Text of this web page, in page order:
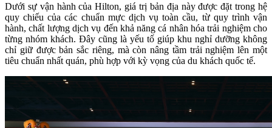
Dưới sự vận hành của Hilton, giá trị bản địa này được đặt trong hệ
quy chiếu của các chuẩn mực dịch vụ toàn cầu, từ quy trình vận
hành, chất lượng dịch vụ đến khả năng cá nhân hóa trải nghiệm cho
từng nhóm khách. Đây cũng là yếu tố giúp khu nghỉ dưỡng không
chỉ giữ được bản sắc riêng, mà còn nâng tầm trải nghiệm lên một
tiêu chuẩn nhất quán, phù hợp với kỳ vọng của du khách quốc tế.